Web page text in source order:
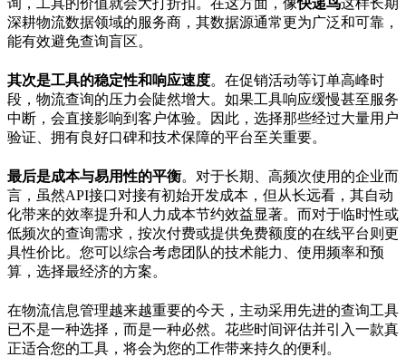
深耕物流数据领域的服务商，其数据源通常更为广泛和可靠，
能有效避免查询盲区。
其次是工具的稳定性和响应速度。在促销活动等订单高峰时
段，物流查询的压力会陡然增大。如果工具响应缓慢甚至服务
中断，会直接影响到客户体验。因此，选择那些经过大量用户
验证、拥有良好口碑和技术保障的平台至关重要。
最后是成本与易用性的平衡。对于长期、高频次使用的企业而
言，虽然API接口对接有初始开发成本，但从长远看，其自动
化带来的效率提升和人力成本节约效益显著。而对于临时性或
低频次的查询需求，按次付费或提供免费额度的在线平台则更
具性价比。您可以综合考虑团队的技术能力、使用频率和预
算，选择最经济的方案。
在物流信息管理越来越重要的今天，主动采用先进的查询工具
已不是一种选择，而是一种必然。花些时间评估并引入一款真
正适合您的工具，将会为您的工作带来持久的便利。